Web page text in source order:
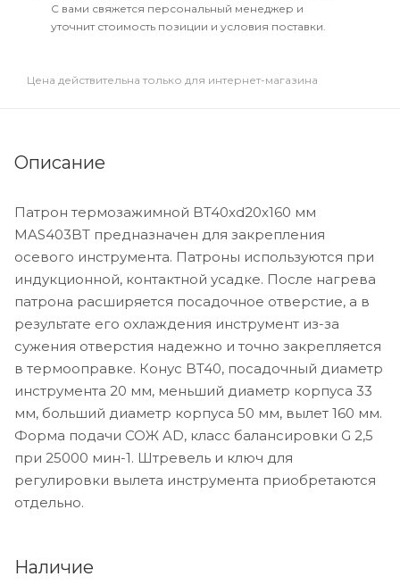
С вами свяжется персональный менеджер и
уточнит стоимость позиции и условия поставки.
Цена действительна только для интернет-магазина
Описание
Патрон термозажимной BT40xd20x160 мм
MAS403BT предназначен для закрепления
осевого инструмента. Патроны используются при
индукционной, контактной усадке. После нагрева
патрона расширяется посадочное отверстие, а в
результате его охлаждения инструмент из-за
сужения отверстия надежно и точно закрепляется
в термооправке. Конус BT40, посадочный диаметр
инструмента 20 мм, меньший диаметр корпуса 33
мм, больший диаметр корпуса 50 мм, вылет 160 мм.
Форма подачи СОЖ AD, класс балансировки G 2,5
при 25000 мин-1. Штревель и ключ для
регулировки вылета инструмента приобретаются
отдельно.
Наличие